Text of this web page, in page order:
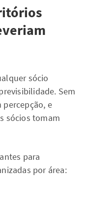
sócio
Sem
percepção, e
sócios tomam
para
por área: